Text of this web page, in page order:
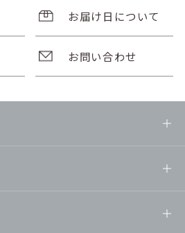
お届け日について
お問い合わせ